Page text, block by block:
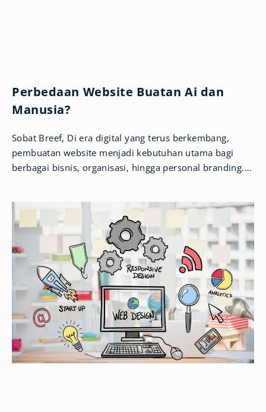
Perbedaan Website Buatan Ai dan
Manusia?
Sobat Breef, Di era digital yang terus berkembang,
pembuatan website menjadi kebutuhan utama bagi
berbagai bisnis, organisasi, hingga personal branding.